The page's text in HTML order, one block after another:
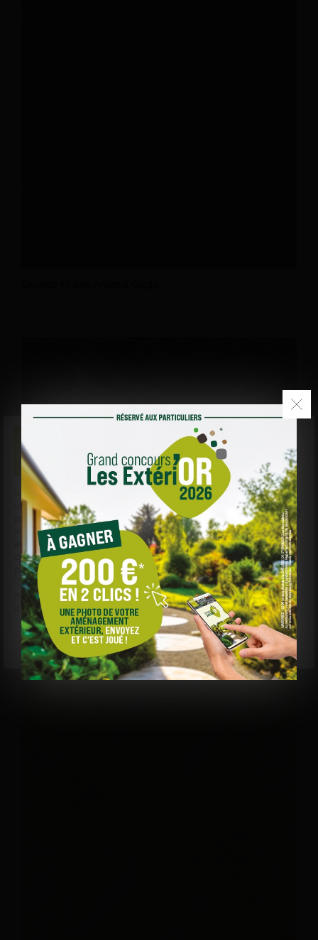
Dallage Colosseo Grigioni
SABLIÈRE DE STEINBOURG
et des sociétés tierces
utilisent des cookies sur
sabliere-de-steinbourg.fr
pour personnaliser le contenu, les annonces, et
analyser le trafic. Vos données de navigation peuvent
être collectées et utilisées par ces tiers. Vous pouvez
donner ou retirer votre consentement globalement ou
par finalité en cliquant sur "Accepter", "Refuser" ou
"Gérer mes choix". Votre choix est conservé pendant 6
mois. Consultez notre politique de cookies pour plus
d'informations.
Accepter
Refuser
Gérer mes choix